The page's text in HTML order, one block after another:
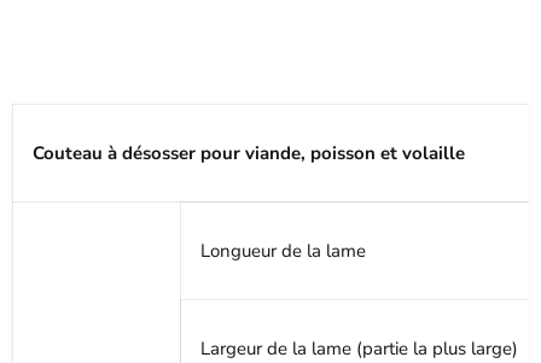
Couteau à désosser pour viande, poisson et volaille
Longueur de la lame
Largeur de la lame (partie la plus large)